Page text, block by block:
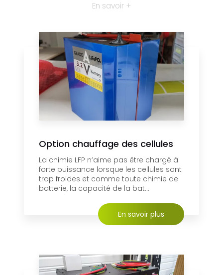
En savoir +
Option chauffage des cellules
La chimie LFP n’aime pas être chargé à
forte puissance lorsque les cellules sont
trop froides et comme toute chimie de
batterie, la capacité de la bat...
En savoir plus